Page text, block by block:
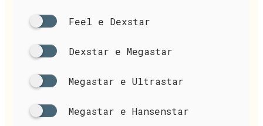
Feel e Dexstar
Dexstar e Megastar
Megastar e Ultrastar
Megastar e Hansenstar